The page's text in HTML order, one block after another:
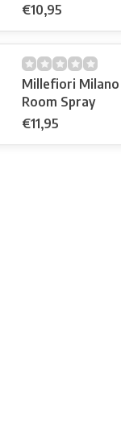
€10,95
Millefiori Milano Millefiori Cold Water
Room Spray
€11,95